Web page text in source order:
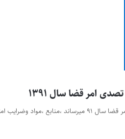
امر قضا سال ۱۳۹۱
به شرح ذیل…